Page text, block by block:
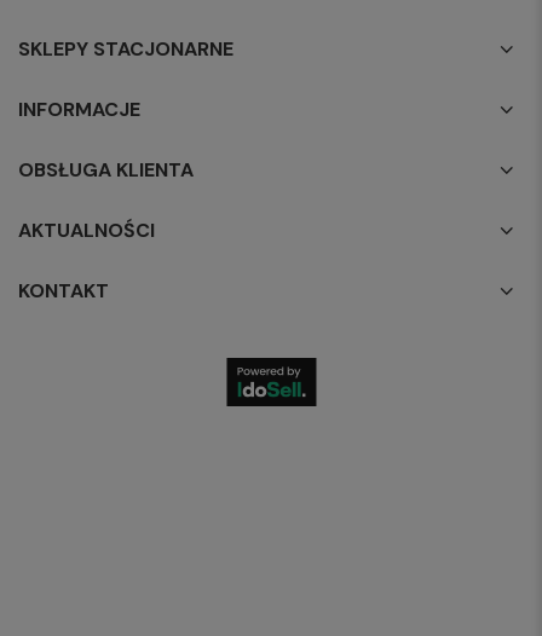
SKLEPY STACJONARNE
INFORMACJE
OBSŁUGA KLIENTA
AKTUALNOŚCI
KONTAKT